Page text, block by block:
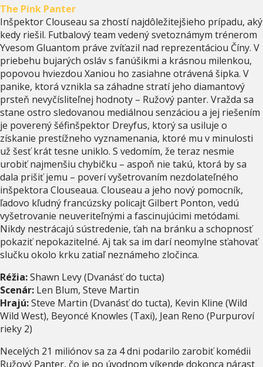
The Pink Panter
Inšpektor Clouseau sa zhostí najdôležitejšieho prípadu, aký
kedy riešil. Futbalový team vedený svetoznámym trénerom
Yvesom Gluantom práve zvíťazil nad reprezentáciou Číny. V
priebehu bujarých osláv s fanúšikmi a krásnou milenkou,
popovou hviezdou Xaniou ho zasiahne otrávená šipka. V
panike, ktorá vznikla sa záhadne stratí jeho diamantový
prsteň nevyčísliteľnej hodnoty – Ružový panter. Vražda sa
stane ostro sledovanou mediálnou senzáciou a jej riešením
je poverený šéfinšpektor Dreyfus, ktorý sa usiluje o
získanie prestížneho vyznamenania, ktoré mu v minulosti
už šesť krát tesne uniklo. S vedomím, že teraz nesmie
urobiť najmenšiu chybičku – aspoň nie takú, ktorá by sa
dala prišiť jemu – poverí vyšetrovaním nezdolateľného
inšpektora Clouseaua. Clouseau a jeho nový pomocník,
ľadovo kľudný francúzsky policajt Gilbert Ponton, vedú
vyšetrovanie neuveriteľnými a fascinujúcimi metódami.
Nikdy nestrácajú sústredenie, ťah na bránku a schopnosť
pokaziť nepokazitelné. Aj tak sa im darí neomylne sťahovať
slučku okolo krku zatiaľ neznámeho zločinca.
Réžia:Shawn Levy (Dvanásť do tucta)
Scenár: Len Blum, Steve Martin
Hrajú:Steve Martin (Dvanásť do tucta), Kevin Kline (Wild
Wild West), Beyoncé Knowles (Taxi), Jean Reno (Purpuroví
rieky 2)
Necelých 21 miliónov sa za 4 dni podarilo zarobiť komédii
Ružový Panter, čo je po úvodnom víkende dokonca nárast